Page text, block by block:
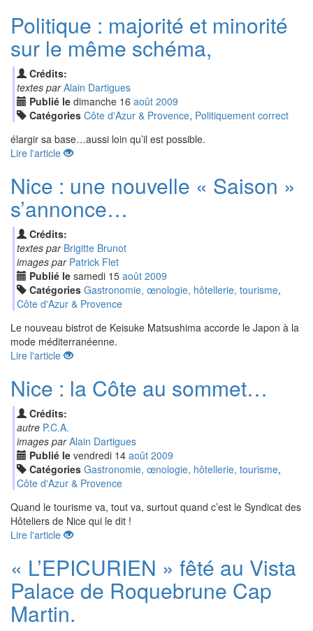
Politique : majorité et minorité
sur le même schéma,
Crédits:
textes par Alain Dartigues
Publié le dimanche 16 août 2009
Catégories Côte d'Azur & Provence, Politiquement correct
élargir sa base…aussi loin qu’il est possible.
Lire l'article
Nice : une nouvelle « Saison »
s’annonce…
Crédits:
textes par Brigitte Brunot
images par Patrick Flet
Publié le samedi 15 août 2009
Catégories Gastronomie, œnologie, hôtellerie, tourisme,
Côte d'Azur & Provence
Le nouveau bistrot de Keisuke Matsushima accorde le Japon à la
mode méditerranéenne.
Lire l'article
Nice : la Côte au sommet…
Crédits:
autre P.C.A.
images par Alain Dartigues
Publié le vendredi 14 août 2009
Catégories Gastronomie, œnologie, hôtellerie, tourisme,
Côte d'Azur & Provence
Quand le tourisme va, tout va, surtout quand c’est le Syndicat des
Hôteliers de Nice qui le dit !
Lire l'article
« L’EPICURIEN » fêté au Vista
Palace de Roquebrune Cap
Martin.